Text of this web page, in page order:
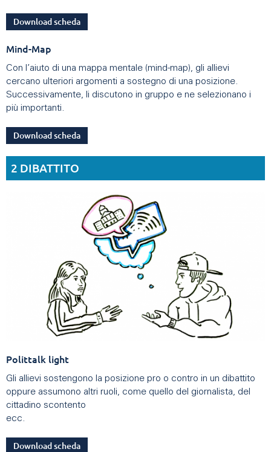
Download scheda
Mind-Map
Con l’aiuto di una mappa mentale (mind-map), gli allievi
cercano ulteriori argomenti a sostegno di una posizione.
Successivamente, li discutono in gruppo e ne selezionano i
più importanti.
Download scheda
2 DIBATTITO
Polittalk light
Gli allievi sostengono la posizione pro o contro in un dibattito
oppure assumono altri ruoli, come quello del giornalista, del
cittadino scontento
ecc.
Download scheda